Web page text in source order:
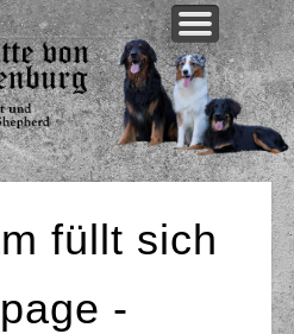
UNS
HUNDE
ZUCHT
AKTUELL
füllt sich
-